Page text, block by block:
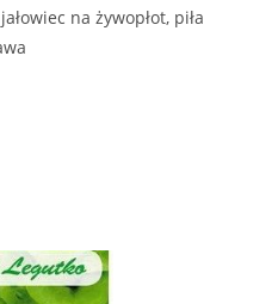
na żywopłot, piła